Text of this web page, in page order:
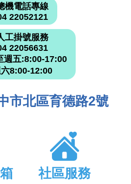
機電話專線
22052121
工掛號服務
22056631
週五:8:00-17:00
8:00-12:00
市北區育德路2號
社區服務